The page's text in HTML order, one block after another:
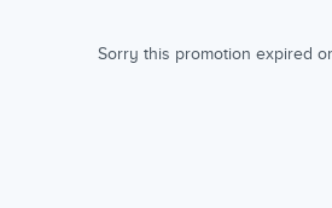
Sorry this promotion expired